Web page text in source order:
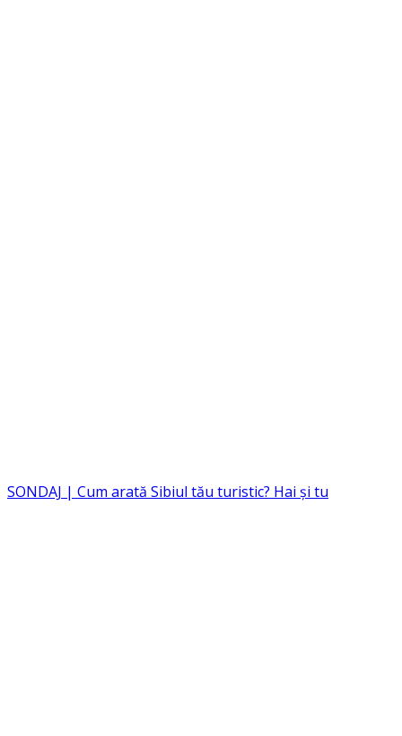
SONDAJ | Cum arată Sibiul tău turistic? Hai și tu